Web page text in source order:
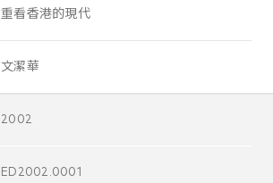
重看香港的現代
文潔華
2002
ED2002.0001